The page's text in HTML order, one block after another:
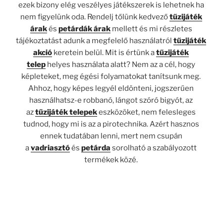
ezek bizony elég veszélyes játékszerek is lehetnek ha
nem figyelünk oda. Rendelj tőlünk kedvezőtűzijáték
árakés petárdák árakmellett és mi részletes
tájékoztatást adunk a megfelelő használatról tűzijáték
akció keretein belül. Mit is értünk atűzijáték
telep helyes használata alatt? Nem az a cél, hogy
képleteket, meg égési folyamatokat tanítsunk meg.
Ahhoz, hogy képes legyél eldönteni, jogszerűen
használhatsz-e robbanó, lángot szóró bigyót, az
aztűzijáték telepekeszközöket, nem felesleges
tudnod, hogy mi is az a pirotechnika. Azért hasznos
ennek tudatában lenni, mert nem csupán
avadriasztóés petárda sorolható a szabályozott
termékek közé.